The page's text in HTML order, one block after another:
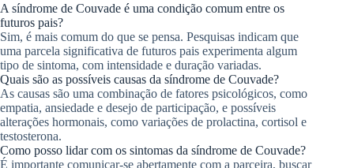
A síndrome de Couvade é uma condição comum entre os
futuros pais?
Sim, é mais comum do que se pensa. Pesquisas indicam que
uma parcela significativa de futuros pais experimenta algum
tipo de sintoma, com intensidade e duração variadas.
Quais são as possíveis causas da síndrome de Couvade?
As causas são uma combinação de fatores psicológicos, como
empatia, ansiedade e desejo de participação, e possíveis
alterações hormonais, como variações de prolactina, cortisol e
testosterona.
Como posso lidar com os sintomas da síndrome de Couvade?
É importante comunicar-se abertamente com a parceira, buscar